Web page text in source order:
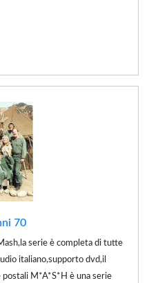
70
serie è completa di tutte
italiano,supporto dvd,il
M*A*S*H è una serie